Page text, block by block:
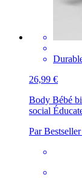
26,99 €
Body Bébé
social
Par